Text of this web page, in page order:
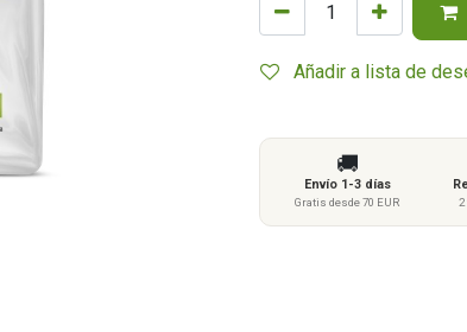
Añadir a lista de
🚚
Envío 1-3 días
Gratis desde 70 EUR 2